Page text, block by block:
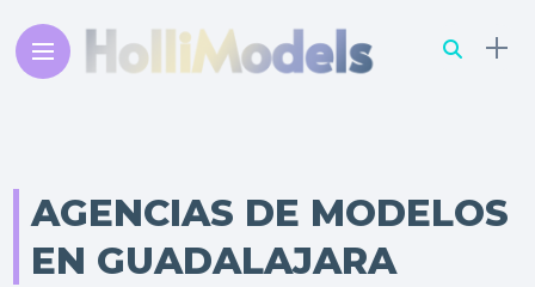
AGENCIAS DE MODELOS
EN GUADALAJARA